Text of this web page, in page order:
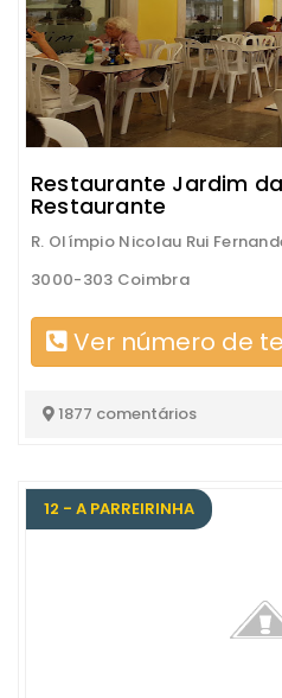
Restaurante Jardim
Restaurante
R. Olímpio Nicolau Rui
3000-303 Coimbra
Ver número de
1877 comentários
12 - A PARREIRINHA